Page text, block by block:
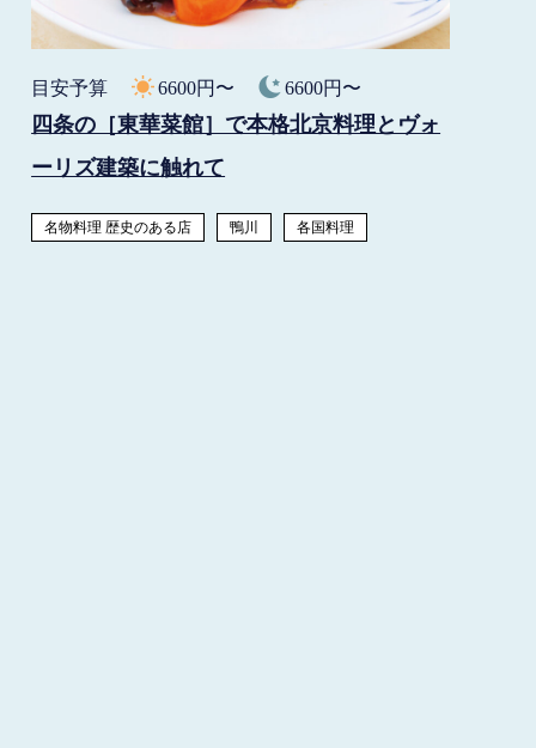
目安予算 6600円〜 6600円〜
四条の［東華菜館］で本格北京料理とヴォ
ーリズ建築に触れて
名物料理 歴史のある店 鴨川 各国料理